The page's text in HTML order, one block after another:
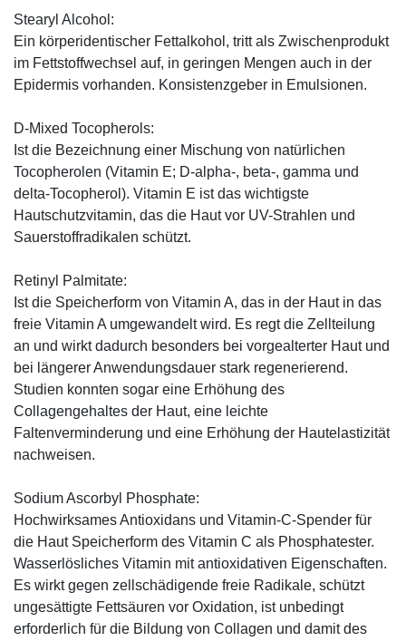
Stearyl Alcohol:
Ein körperidentischer Fettalkohol, tritt als Zwischenprodukt
im Fettstoffwechsel auf, in geringen Mengen auch in der
Epidermis vorhanden. Konsistenzgeber in Emulsionen.
D-Mixed Tocopherols:
Ist die Bezeichnung einer Mischung von natürlichen
Tocopherolen (Vitamin E; D-alpha-, beta-, gamma und
delta-Tocopherol). Vitamin E ist das wichtigste
Hautschutzvitamin, das die Haut vor UV-Strahlen und
Sauerstoffradikalen schützt.
Retinyl Palmitate:
Ist die Speicherform von Vitamin A, das in der Haut in das
freie Vitamin A umgewandelt wird. Es regt die Zellteilung
an und wirkt dadurch besonders bei vorgealterter Haut und
bei längerer Anwendungsdauer stark regenerierend.
Studien konnten sogar eine Erhöhung des
Collagengehaltes der Haut, eine leichte
Faltenverminderung und eine Erhöhung der Hautelastizität
nachweisen.
Sodium Ascorbyl Phosphate:
Hochwirksames Antioxidans und Vitamin-C-Spender für
die Haut Speicherform des Vitamin C als Phosphatester.
Wasserlösliches Vitamin mit antioxidativen Eigenschaften.
Es wirkt gegen zellschädigende freie Radikale, schützt
ungesättigte Fettsäuren vor Oxidation, ist unbedingt
erforderlich für die Bildung von Collagen und damit des